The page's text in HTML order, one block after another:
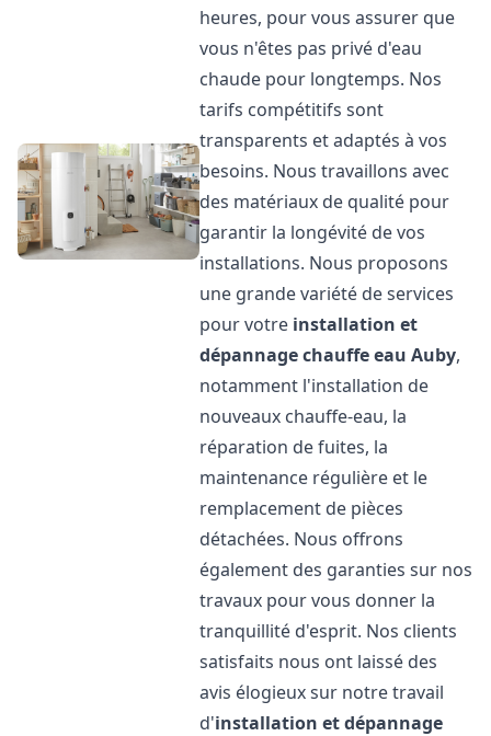
heures, pour vous assurer que
vous n'êtes pas privé d'eau
chaude pour longtemps. Nos
tarifs compétitifs sont
transparents et adaptés à vos
besoins. Nous travaillons avec
des matériaux de qualité pour
garantir la longévité de vos
installations. Nous proposons
une grande variété de services
pour votre installation et
dépannage chauffe eau Auby,
notamment l'installation de
nouveaux chauffe-eau, la
réparation de fuites, la
maintenance régulière et le
remplacement de pièces
détachées. Nous offrons
également des garanties sur nos
travaux pour vous donner la
tranquillité d'esprit. Nos clients
satisfaits nous ont laissé des
avis élogieux sur notre travail
d'installation et dépannage